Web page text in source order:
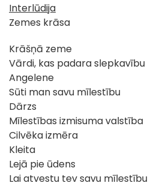
Interlūdija
Zemes krāsa
Krāšņā zeme
Vārdi, kas padara slepkavību
Angelene
Sūti man savu mīlestību
Dārzs
Mīlestības izmisuma valstība
Cilvēka izmēra
Kleita
Lejā pie ūdens
Lai atvestu tev savu mīlestību